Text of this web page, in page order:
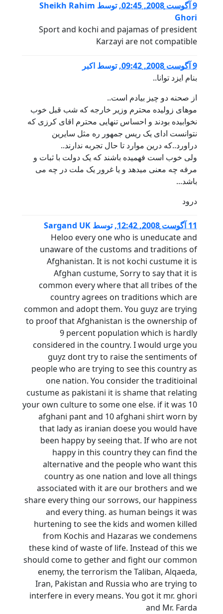
9 آگوست 2008, 02:45 ,توسط Sheikh Rahim
Ghori
Sport and kochi and pajamas of president
Karzayi are not compatible
9 آگوست 2008, 09:42 ,توسط اکبر
بنام ایزد توانا..
از صحنه دو چیز بیادم است..
موهای زولیده محترم وزیر خارجه که شب قبل خوب
نخوابیده بودند و احساس تنهایی محترم اقای کرزی که
نتوانست ادای یک ریس جمهور ره مثل سایرین
دراورد..که درین موارد تا حال تجربه ندارند..
ولی خوب است فهمیده باشند که یک دولت با ثبات و
مرفه چه معنی میدهد و یا غرور یک ملت در چه می
باشد...
درود
11 آگوست 2008, 12:42 ,توسط Sargand UK
Heloo every one who is uneducate and
unaware of the customs and traditions of
Afghanistan. It is not kochi custume it is
Afghan custume, Sorry to say that it is
common every where that all tribes of the
country agrees on traditions which are
common and adopt them. You guyz are trying
to proof that Afghanistan is the ownership of
9 percent population which is hardly
considered in the country. I would urge you
guyz dont try to raise the sentiments of
people who are trying to see this country as
one nation. You consider the traditioinal
custume as pakistani it is shame that relating
your own culture to some one else. if it was 10
afghani pant and 10 afghani shirt worn by
that lady as iranian doese you would have
been happy by seeing that. If who are not
happy in this country they can find the
alternative and the people who want this
country as one nation and love all things
associated with it are our brothers and we
share every thing our sorrows, our happiness
and every thing. as human beings it was
hurtening to see the kids and women killed
from Kochis and Hazaras we condemens
these kind of waste of life. Instead of this we
should come to gether and fight our common
enemy, the terrorism the Taliban, Alqaeda,
Iran, Pakistan and Russia who are trying to
interfere in every means. You got it mr. ghori
and Mr. Farda